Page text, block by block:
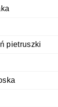
pietruszki